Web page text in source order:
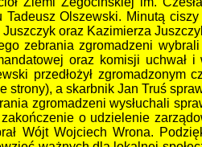
Tadeusz Olszewski. Minutą
oraz Kazimierza
zebrania zgromadzeni wybrali
oraz komisji uchwał
przedłożył zgromadzonym
strony), a skarbnik Jan Truś
zgromadzeni wysłuchali
o udzielenie
Wójt Wojciech Wrona.